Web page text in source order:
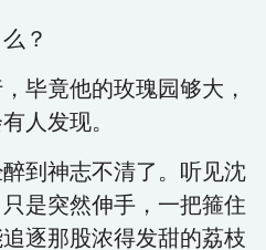
？
竟他的玫瑰园够大，
人发现。
神志不清了。听见沈
是突然伸手，一把箍住
逐那股浓得发甜的荔枝